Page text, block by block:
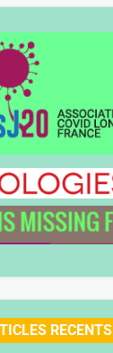
RECENTS